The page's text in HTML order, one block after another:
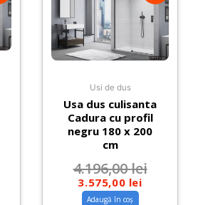
Usi de dus
Usa dus culisanta
Cadura cu profil
negru 180 x 200
cm
4.196,00lei
3.575,00 lei
Adaugă în coș